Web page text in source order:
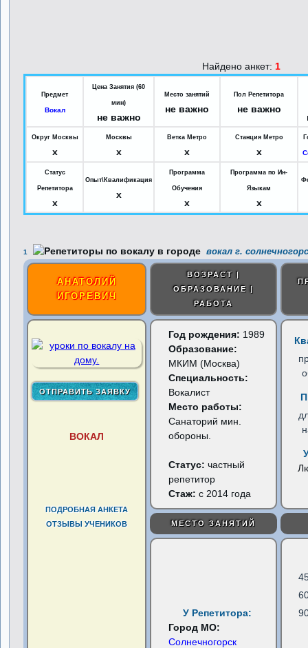
Найдено анкет: 1
Предмет
Вокал
Цена Занятия (60
мин)
не важно
Место занятий
не важно
Пол Репетитора
не важно
Округ Москвы
x
Москвы
x
Ветка Метро
x
Станция Метро
x
Статус
Репетитора
x
Опыт\Квалификация
x
Программа
Обучения
x
Программа по Ин-
Языкам
x
1 вокал г.
АНАТОЛИЙ
ИГОРЕВИЧ
ВОЗРАСТ |
ОБРАЗОВАНИЕ |
РАБОТА
ВОКАЛ
ПОДРОБНАЯ АНКЕТА
ОТЗЫВЫ УЧЕНИКОВ
Год рождения: 1989
Образование:
МКИМ (Москва)
Специальность:
Вокалист
Место работы:
Санаторий мин.
обороны.
Статус:частный
репетитор
Стаж: с 2014 года
МЕСТО ЗАНЯТИЙ
У Репетитора:
Город МО:
Солнечногорск